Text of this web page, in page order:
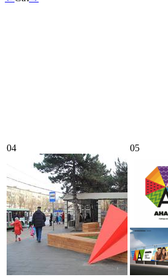
04 05